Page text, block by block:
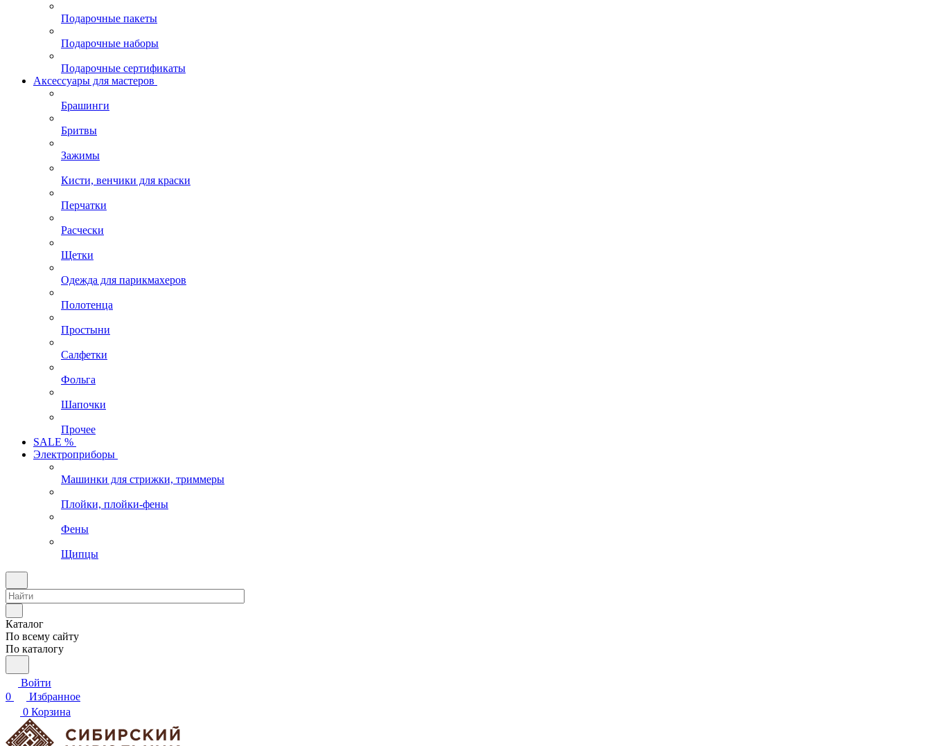
Подарочные пакеты
Подарочные наборы
Подарочные сертификаты
Аксессуары для мастеров
Брашинги
Бритвы
Зажимы
Кисти, венчики для краски
Перчатки
Расчески
Щетки
Одежда для парикмахеров
Полотенца
Простыни
Салфетки
Фольга
Шапочки
Прочее
SALE %
Электроприборы
Машинки для стрижки, триммеры
Плойки, плойки-фены
Фены
Щипцы
Каталог
По всему сайту
По каталогу
Войти
0
Избранное
0 Корзина